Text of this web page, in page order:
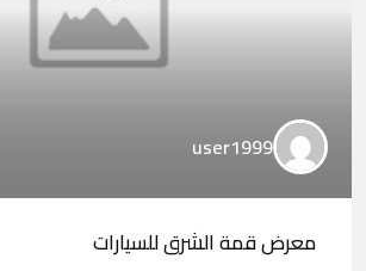
user1999
معرض قمة الشرق للسيارات